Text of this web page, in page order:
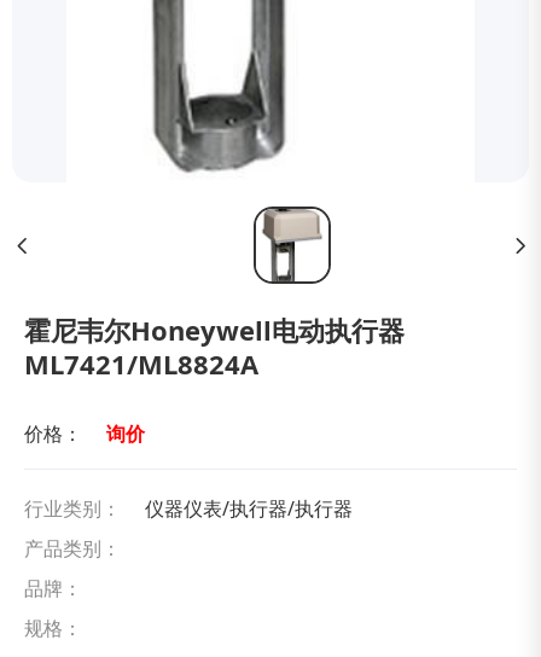
霍尼韦尔Honeywell电动执行器
ML7421/ML8824A
价格： 询价
行业类别：
仪器仪表/执行器/执行器
产品类别：
品牌：
规格：